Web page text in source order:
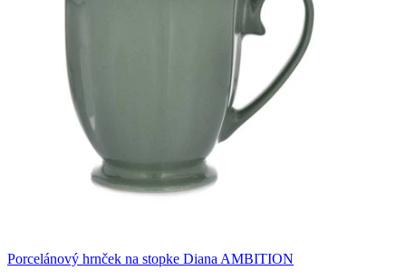
Porcelánový hrnček na stopke Diana AMBITION